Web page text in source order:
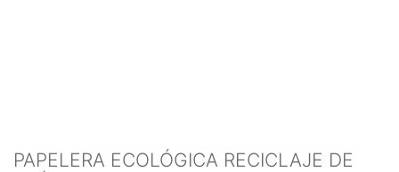
PAPELERA ECOLÓGICA RECICLAJE DE